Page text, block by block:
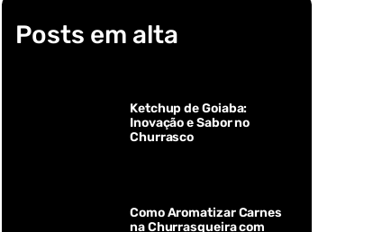
Posts em alta
Ketchup de Goiaba:
Inovação e Sabor no
Churrasco
Como Aromatizar Carnes
na Churrasqueira com